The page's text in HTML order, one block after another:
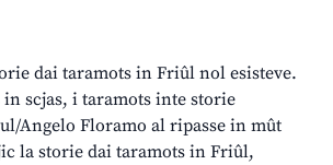
dai taramots in Friûl nol esisteve.
scjas, i taramots inte storie
Angelo Floramo al ripasse in mût
la storie dai taramots in Friûl,